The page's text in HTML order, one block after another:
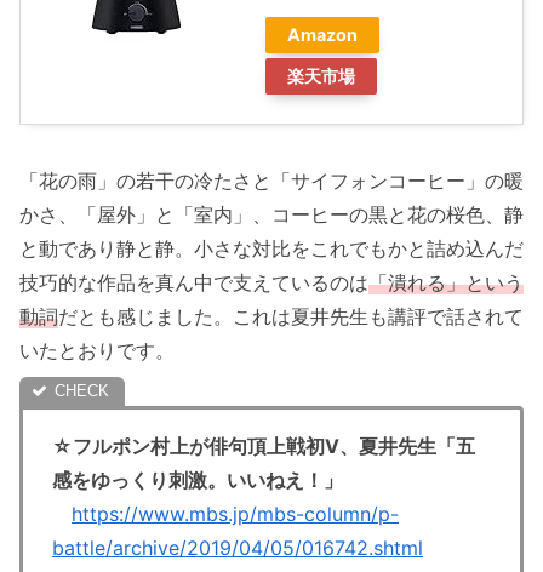
Amazon
楽天市場
「花の雨」の若干の冷たさと「サイフォンコーヒー」の暖
かさ、「屋外」と「室内」、コーヒーの黒と花の桜色、静
と動であり静と静。小さな対比をこれでもかと詰め込んだ
技巧的な作品を真ん中で支えているのは「潰れる」という
動詞だとも感じました。これは夏井先生も講評で話されて
いたとおりです。
☆フルポン村上が俳句頂上戦初Ⅴ、夏井先生「五
感をゆっくり刺激。いいねえ！」
https://www.mbs.jp/mbs-column/p-
battle/archive/2019/04/05/016742.shtml